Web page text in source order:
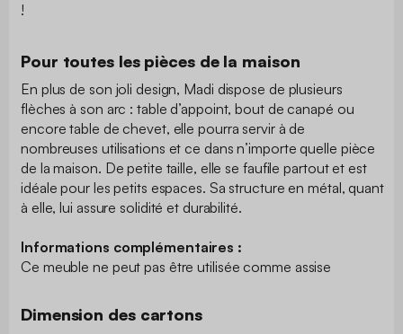
!
Pour toutes les pièces de la maison
En plus de son joli design, Madi dispose de plusieurs
flèches à son arc : table d’appoint, bout de canapé ou
encore table de chevet, elle pourra servir à de
nombreuses utilisations et ce dans n’importe quelle pièce
de la maison. De petite taille, elle se faufile partout et est
idéale pour les petits espaces. Sa structure en métal, quant
à elle, lui assure solidité et durabilité.
Informations complémentaires :
Ce meuble ne peut pas être utilisée comme assise
Dimension des cartons